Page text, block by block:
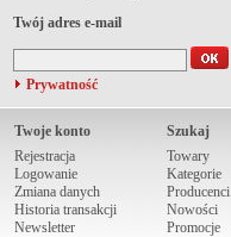
Twój adres e-mail
Prywatność
Twoje konto
Rejestracja
Logowanie
Zmiana danych
Historia transakcji
Newsletter
Szukaj
Towary
Kategorie
Producenci
Nowości
Promocje